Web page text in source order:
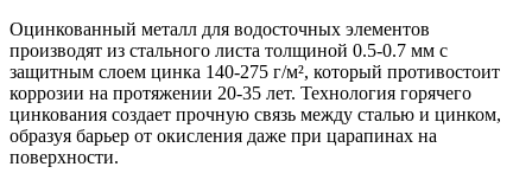
Оцинкованный металл для водосточных элементов
производят из стального листа толщиной 0.5-0.7 мм с
защитным слоем цинка 140-275 г/м², который противостоит
коррозии на протяжении 20-35 лет. Технология горячего
цинкования создает прочную связь между сталью и цинком,
образуя барьер от окисления даже при царапинах на
поверхности.